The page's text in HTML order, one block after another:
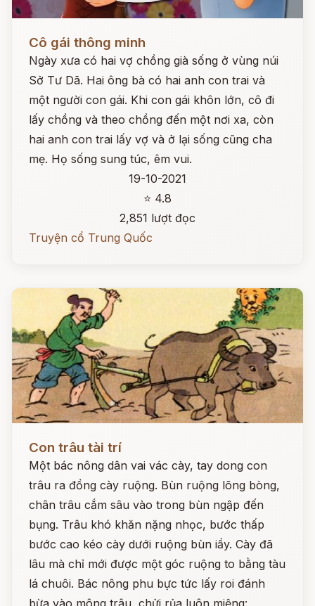
Cô gái thông minh
Ngày xưa có hai vợ chồng già sống ở vùng núi
Sở Tư Dã. Hai ông bà có hai anh con trai và
một người con gái. Khi con gái khôn lớn, cô đi
lấy chồng và theo chồng đến một nơi xa, còn
hai anh con trai lấy vợ và ở lại sống cũng cha
mẹ. Họ sống sung túc, êm vui.
19-10-2021
⭐ 4.8
2,851 lượt đọc
Truyện cổ Trung Quốc
Con trâu tài trí
Một bác nông dân vai vác cày, tay dong con
trâu ra đồng cày ruộng. Bùn ruộng lõng bòng,
chân trâu cắm sâu vào trong bùn ngập đến
bụng. Trâu khó khăn nặng nhọc, bước thấp
bước cao kéo cày dưới ruộng bùn iầy. Cày đã
lâu mà chỉ mới được một góc ruộng to bằng tàu
lá chuôi. Bác nông phu bực tức lấy roi đánh
bừa vào mông trâu, chửi rủa luôn miệng: